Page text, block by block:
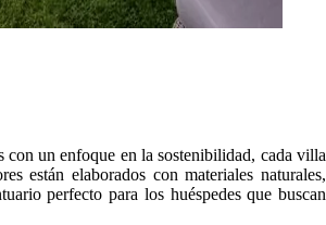
un enfoque en la sostenibilidad, cada villa
están elaborados con materiales naturales,
perfecto para los huéspedes que buscan